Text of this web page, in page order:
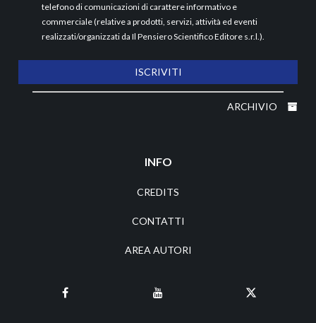
telefono di comunicazioni di carattere informativo e
commerciale (relative a prodotti, servizi, attività ed eventi
realizzati/organizzati da Il Pensiero Scientifico Editore s.r.l.).
ISCRIVITI
ARCHIVIO
INFO
CREDITS
CONTATTI
AREA AUTORI